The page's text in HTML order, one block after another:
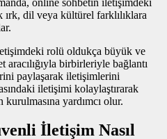
ırk, dil veya kültürel farklılıklara
rolü oldukça büyük ve
birbirleriyle bağlantı
paylaşarak iletişimlerini
iletişimi kolaylaştırarak
yardımcı olur.
İletişim Nasıl